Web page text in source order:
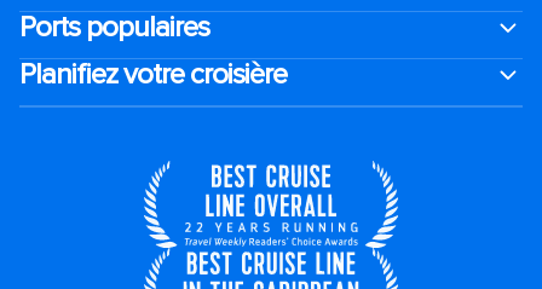
Ports populaires
Planifiez votre croisière